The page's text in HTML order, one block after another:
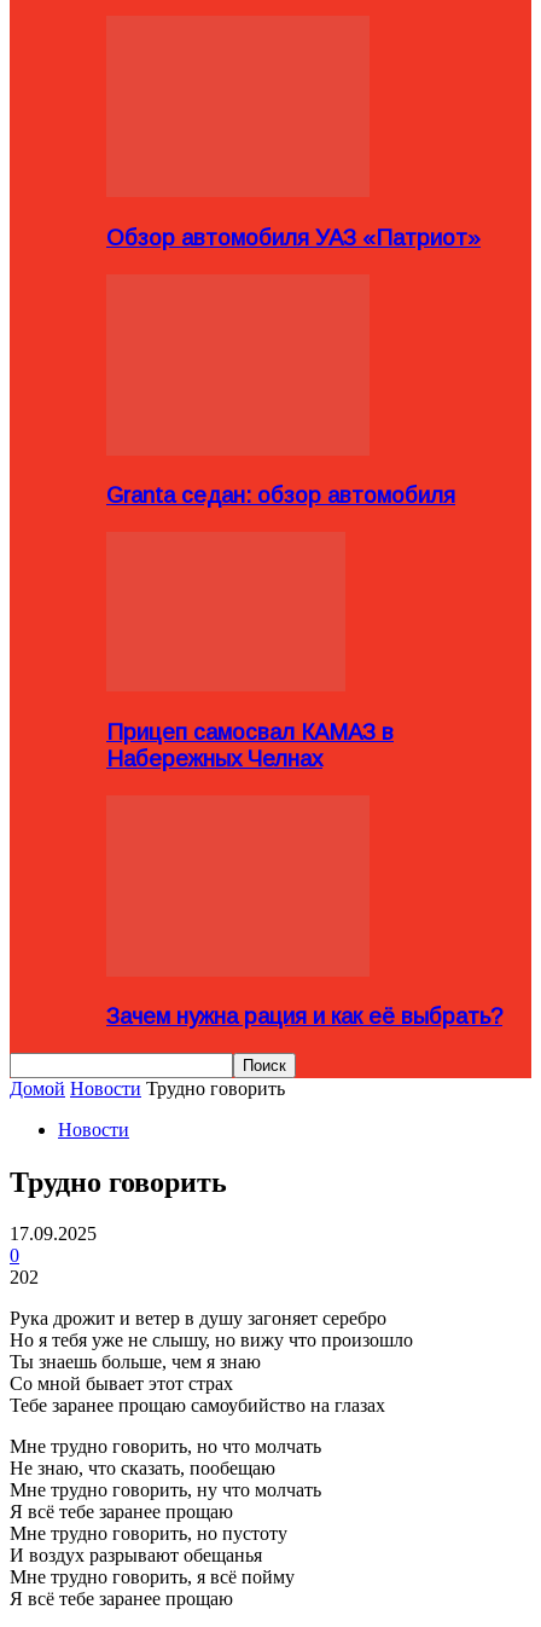
Обзор автомобиля УАЗ «Патриот»
Granta седан: обзор автомобиля
Прицеп самосвал КАМАЗ в
Набережных Челнах
Зачем нужна рация и как её выбрать?
Домой Новости Трудно говорить
Новости
Трудно говорить
17.09.2025
0
202
Рука дрожит и ветер в душу загоняет серебро
Но я тебя уже не слышу, но вижу что произошло
Ты знаешь больше, чем я знаю
Со мной бывает этот страх
Тебе заранее прощаю самоубийство на глазах
Мне трудно говорить, но что молчать
Не знаю, что сказать, пообещаю
Мне трудно говорить, ну что молчать
Я всё тебе заранее прощаю
Мне трудно говорить, но пустоту
И воздух разрывают обещанья
Мне трудно говорить, я всё пойму
Я всё тебе заранее прощаю